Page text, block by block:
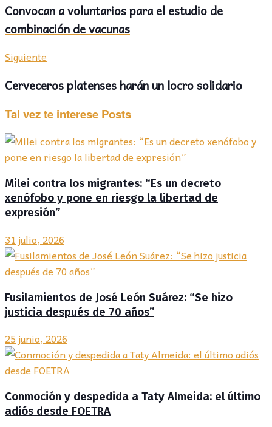
Convocan a voluntarios para el estudio de
combinación de vacunas
Siguiente
Cerveceros platenses harán un locro solidario
Tal vez te interese Posts
Milei contra los migrantes: “Es un decreto
xenófobo y pone en riesgo la libertad de
expresión”
31 julio, 2026
Fusilamientos de José León Suárez: “Se hizo
justicia después de 70 años”
25 junio, 2026
Conmoción y despedida a Taty Almeida: el último
adiós desde FOETRA